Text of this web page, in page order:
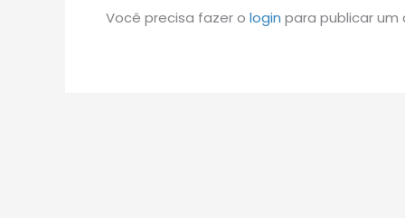
Você precisa fazer o login para publicar um